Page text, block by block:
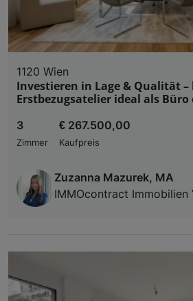
1120 Wien
Investieren in Lage & Qualität –
Erstbezugsatelier ideal als Büro
3
Zimmer
€ 267.500,00
Kaufpreis
Zuzanna Mazurek, MA
IMMOcontract Immobilien